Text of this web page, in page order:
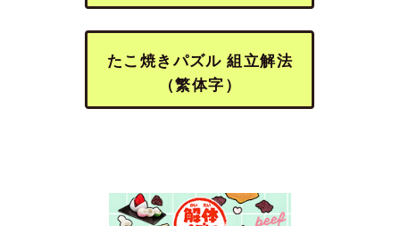
たこ焼きパズル 組立解法
（繁体字）